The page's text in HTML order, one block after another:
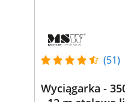
(51)
Wyciągarka -